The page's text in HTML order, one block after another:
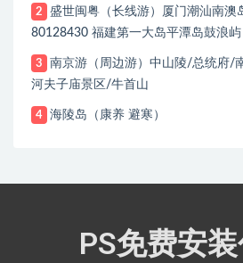
2
盛世闽粤（长线游）厦门潮汕南澳
80128430 福建第一大岛平潭岛鼓浪屿
3
南京游（周边游）中山陵/总统府/
河夫子庙景区/牛首山
4 海陵岛（康养 避寒）
PS免费安